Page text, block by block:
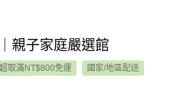
親子家庭嚴選館
超取滿NT$800免運 國家/地區配送